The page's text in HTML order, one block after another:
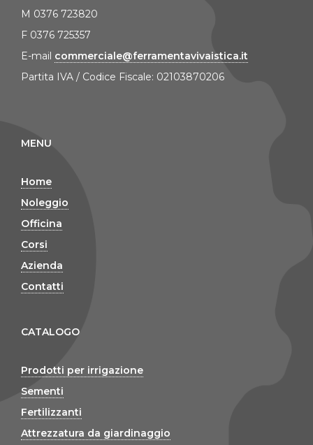
M 0376 723820
F 0376 725357
E-mail commerciale@ferramentavivaistica.it
Partita IVA / Codice Fiscale: 02103870206
MENU
Home
Noleggio
Officina
Corsi
Azienda
Contatti
CATALOGO
Prodotti per irrigazione
Sementi
Fertilizzanti
Attrezzatura da giardinaggio